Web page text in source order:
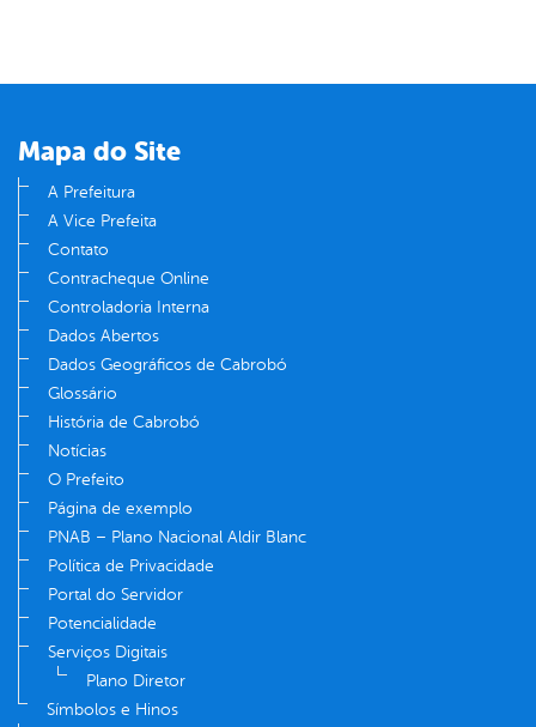
Mapa do Site
A Prefeitura
A Vice Prefeita
Contato
Contracheque Online
Controladoria Interna
Dados Abertos
Dados Geográficos de Cabrobó
Glossário
História de Cabrobó
Notícias
O Prefeito
Página de exemplo
PNAB – Plano Nacional Aldir Blanc
Política de Privacidade
Portal do Servidor
Potencialidade
Serviços Digitais
Plano Diretor
Símbolos e Hinos